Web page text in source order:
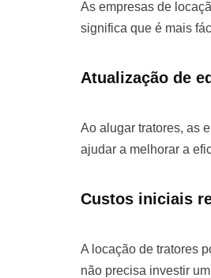
As empresas de
significa que é mais
Atualização de
Ao alugar tratores, as
ajudar a melhorar a
Custos iniciais
A locação de tratores
não precisa investir